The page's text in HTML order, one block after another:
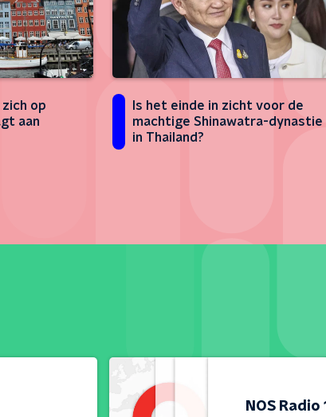
op
aan
Is het einde in zicht voor de
machtige Shinawatra-dynastie
in Thailand?
NOS Radio